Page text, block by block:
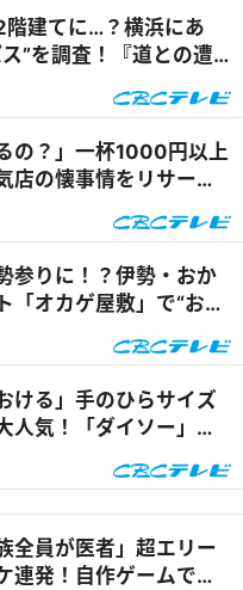
階建てに…？横浜にあ
”を調査！『道との遭
の？」一杯1000円以上
店の懐事情をリサーチ
参りに！？伊勢・おか
「オカゲ屋敷」で“おか
ける」手のひらサイズ
人気！「ダイソー」で
全員が医者」超エリー
連発！自作ゲームで三